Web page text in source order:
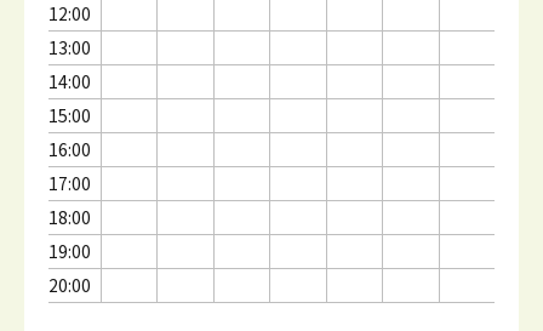
12:00
13:00
14:00
15:00
16:00
17:00
18:00
19:00
20:00